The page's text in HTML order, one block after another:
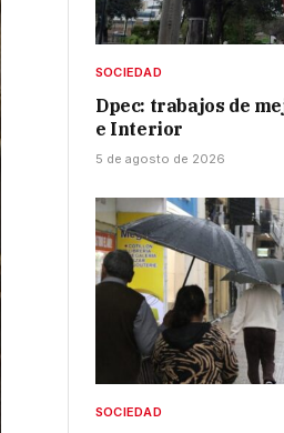
SOCIEDAD
Dpec: trabajos de
e Interior
5 de agosto de 2026
SOCIEDAD